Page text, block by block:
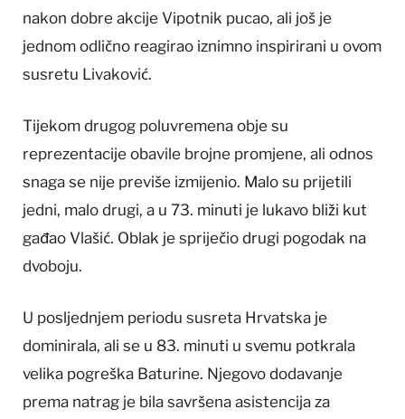
nakon dobre akcije Vipotnik pucao, ali još je
jednom odlično reagirao iznimno inspirirani u ovom
susretu Livaković.
Tijekom drugog poluvremena obje su
reprezentacije obavile brojne promjene, ali odnos
snaga se nije previše izmijenio. Malo su prijetili
jedni, malo drugi, a u 73. minuti je lukavo bliži kut
gađao Vlašić. Oblak je spriječio drugi pogodak na
dvoboju.
U posljednjem periodu susreta Hrvatska je
dominirala, ali se u 83. minuti u svemu potkrala
velika pogreška Baturine. Njegovo dodavanje
prema natrag je bila savršena asistencija za